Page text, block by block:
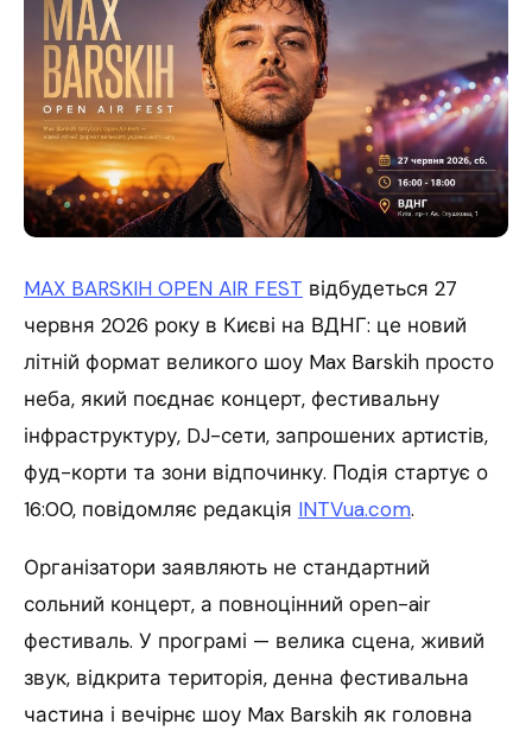
MAX BARSKIH OPEN AIR FEST відбудеться 27
червня 2026 року в Києві на ВДНГ: це новий
літній формат великого шоу Max Barskih просто
неба, який поєднає концерт, фестивальну
інфраструктуру, DJ-сети, запрошених артистів,
фуд-корти та зони відпочинку. Подія стартує о
16:00, повідомляє редакція INTVua.com.
Організатори заявляють не стандартний
сольний концерт, а повноцінний open-air
фестиваль. У програмі — велика сцена, живий
звук, відкрита територія, денна фестивальна
частина і вечірнє шоу Max Barskih як головна